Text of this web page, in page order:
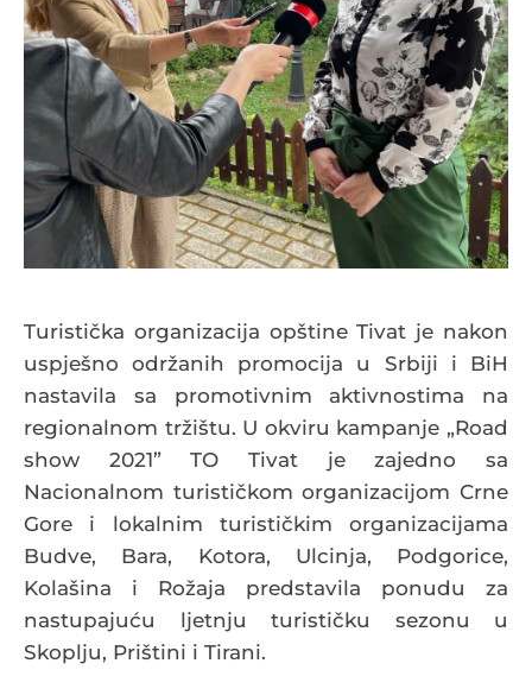
Turistička organizacija opštine Tivat je nakon
uspješno održanih promocija u Srbiji i BiH
nastavila sa promotivnim aktivnostima na
regionalnom tržištu. U okviru kampanje „Road
show 2021” TO Tivat je zajedno sa
Nacionalnom turističkom organizacijom Crne
Gore i lokalnim turističkim organizacijama
Budve, Bara, Kotora, Ulcinja, Podgorice,
Kolašina i Rožaja predstavila ponudu za
nastupajuću ljetnju turističku sezonu u
Skoplju, Prištini i Tirani.